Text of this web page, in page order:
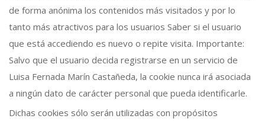
de forma anónima los contenidos más visitados y por lo
tanto más atractivos para los usuarios Saber si el usuario
que está accediendo es nuevo o repite visita. Importante:
Salvo que el usuario decida registrarse en un servicio de
Luisa Fernada Marín Castañeda, la cookie nunca irá asociada
a ningún dato de carácter personal que pueda identificarle.
Dichas cookies sólo serán utilizadas con propósitos